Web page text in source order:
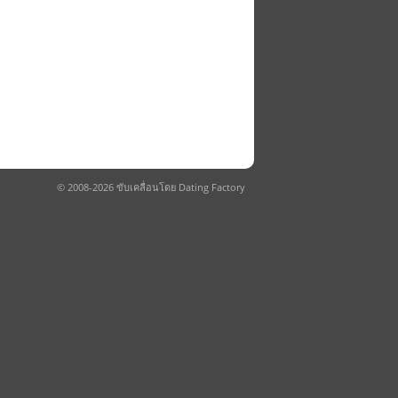
© 2008-2026 ขับเคลื่อนโดย Dating Factory